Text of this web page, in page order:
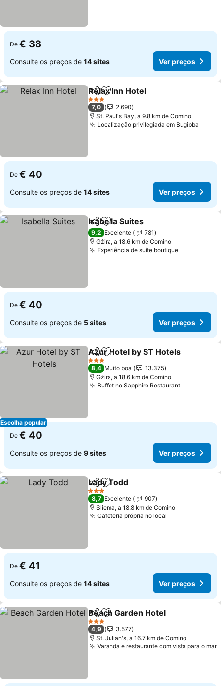
De € 38
Consulte os preços de 14 sites Ver preços
PartilharAdicionar aos favoritos
Relax Inn Hotel
3 Estrelas
7,0
2.690
St. Paul's Bay, a 9.8 km de Comino
Localização privilegiada em Bugibba
De € 40
Consulte os preços de 14 sites Ver preços
PartilharAdicionar aos favoritos
Isabella Suites
9,2 Excelente
781
Gżira, a 18.6 km de Comino
Experiência de suíte boutique
De € 40
Consulte os preços de 5 sites Ver preços
Escolha popular
PartilharAdicionar aos favoritos
Azur Hotel by ST Hotels
3 Estrelas
8,4 Muito boa
13.375
Gżira, a 18.6 km de Comino
Buffet no Sapphire Restaurant
De € 40
Consulte os preços de 9 sites Ver preços
PartilharAdicionar aos favoritos
Lady Todd
3 Estrelas
8,7 Excelente
907
Sliema, a 18.8 km de Comino
Cafeteria própria no local
De € 41
Consulte os preços de 14 sites Ver preços
PartilharAdicionar aos favoritos
Beach Garden Hotel
3 Estrelas
4,9
3.577
St. Julian's, a 16.7 km de Comino
Varanda e restaurante com vista para o mar